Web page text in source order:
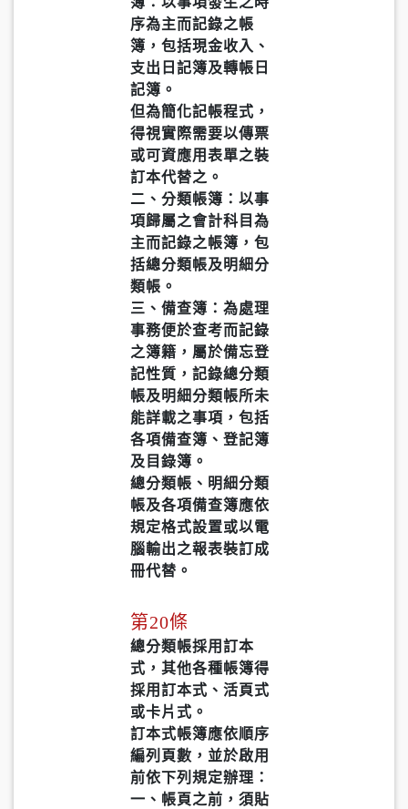
序為主而記錄之帳
簿，包括現金收入、
支出日記簿及轉帳日
記簿。
但為簡化記帳程式，
得視實際需要以傳票
或可資應用表單之裝
訂本代替之。
二、分類帳簿：以事
項歸屬之會計科目為
主而記錄之帳簿，包
括總分類帳及明細分
類帳。
三、備查簿：為處理
事務便於查考而記錄
之簿籍，屬於備忘登
記性質，記錄總分類
帳及明細分類帳所未
能詳載之事項，包括
各項備查簿、登記簿
及目錄簿。
總分類帳、明細分類
帳及各項備查簿應依
規定格式設置或以電
腦輸出之報表裝訂成
冊代替。
第20條
總分類帳採用訂本
式，其他各種帳簿得
採用訂本式、活頁式
或卡片式。
訂本式帳簿應依順序
編列頁數，並於啟用
前依下列規定辦理：
一、帳頁之前，須貼